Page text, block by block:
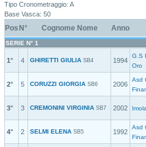
Tipo Cronometraggio: A
Base Vasca: 50
Pos N° Cognome Nome Anno
SERIE N° 1
1° 4 GHIRETTI GIULIA SB4 1994
G.S
Oro
2° 5 CORUZZI GIORGIA SB6 2006
Asd
3° 3 CREMONINI VIRGINIA SB7 2002
4° 2 SELMI ELENA SB5 1992
Asd